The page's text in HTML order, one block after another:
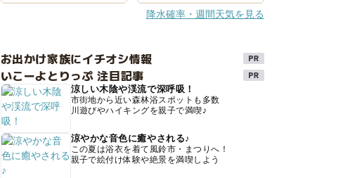
降水確率・週間天気を見る
お出かけ家族にイチオシ情報
いこーよとりっぷ 注目記事
涼しい木陰や渓流で深呼吸！
市街地から近い森林浴スポットも多数
川遊びやハイキングを親子で満喫♪
涼やかな音色に癒やされる♪
この夏は浴衣を着て風鈴市・まつりへ！
親子で絵付け体験や絶景を満喫しよう